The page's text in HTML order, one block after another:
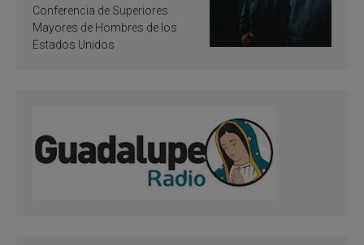
santificación
Conferencia de Superiores
Mayores de Hombres de los
Estados Unidos